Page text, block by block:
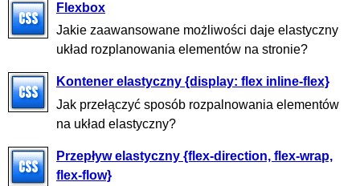
Flexbox
Jakie zaawansowane możliwości daje elastyczny
układ rozplanowania elementów na stronie?
Kontener elastyczny {display: flex inline-flex}
Jak przełączyć sposób rozpalnowania elementów
na układ elastyczny?
Przepływ elastyczny {flex-direction, flex-wrap,
flex-flow}